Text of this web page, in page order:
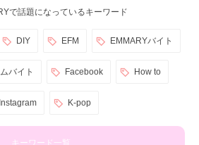
で話題になっているキーワード
DIY EFM EMMARYバイト
バイト Facebook How to
Instagram K-pop
キーワード一覧